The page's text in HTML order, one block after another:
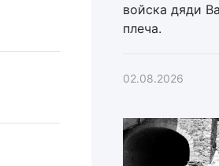
войска дяди
плеча.
02.08.2026